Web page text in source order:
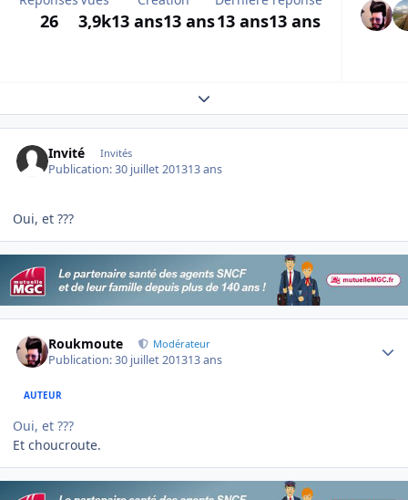
26 3,9k13 ans13 ans13 ans13 ans
Expand topic overview
Invité Invités
Publication:30 juillet 201313 ans
Oui, et ???
Roukmoute Modérateur
Publication:30 juillet 201313 ans
AUTEUR
Oui, et ???
Et choucroute.